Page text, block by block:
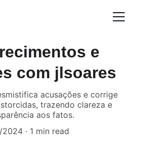
e
com jlsoares
acusações e corrige
trazendo clareza e
aos fatos.
2024
1 min read